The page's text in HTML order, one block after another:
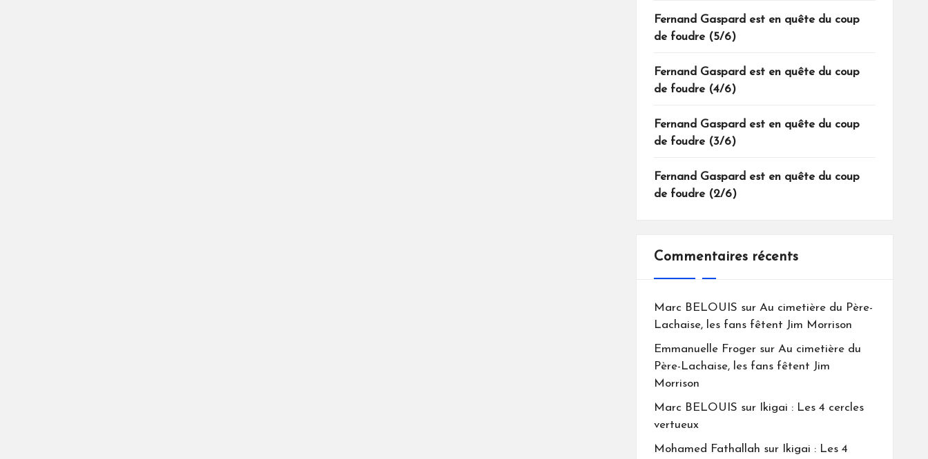
Fernand Gaspard est en quête du coup
de foudre (5/6)
Fernand Gaspard est en quête du coup
de foudre (4/6)
Fernand Gaspard est en quête du coup
de foudre (3/6)
Fernand Gaspard est en quête du coup
de foudre (2/6)
Commentaires récents
Marc BELOUIS sur Au cimetière du Père-
Lachaise, les fans fêtent Jim Morrison
Emmanuelle Frogersur Au cimetière du
Père-Lachaise, les fans fêtent Jim
Morrison
Marc BELOUIS sur
Ikigai : Les 4 cercles
vertueux
Mohamed Fathallah sur
Ikigai : Les 4